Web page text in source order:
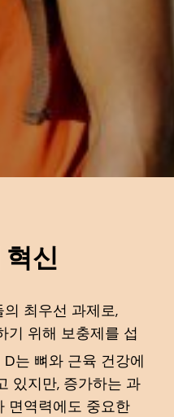
신
최우선 과제로,
기 위해 보충제를 섭
D는 뼈와 근육 건강에
있지만, 증가하는 과
면역력에도 중요한